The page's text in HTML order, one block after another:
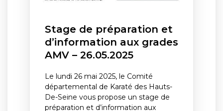
Stage de préparation et
d’information aux grades
AMV – 26.05.2025
Le lundi 26 mai 2025, le Comité
départemental de Karaté des Hauts-
De-Seine vous propose un stage de
préparation et d’information aux